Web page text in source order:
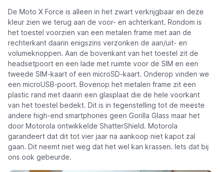
De Moto X Force is alleen in het zwart verkrijgbaar en deze
kleur zien we terug aan de voor- en achterkant. Rondom is
het toestel voorzien van een metalen frame met aan de
rechterkant daarin enigszins verzonken de aan/uit- en
volumeknoppen. Aan de bovenkant van het toestel zit de
headsetpoort en een lade met ruimte voor de SIM en een
tweede SIM-kaart of een microSD-kaart. Onderop vinden we
een microUSB-poort. Bovenop het metalen frame zit een
plastic rand met daarin een glasplaat die de hele voorkant
van het toestel bedekt. Dit is in tegenstelling tot de meeste
andere high-end smartphones geen Gorilla Glass maar het
door Motorola ontwikkelde ShatterShield. Motorola
garandeert dat dit tot vier jaar na aankoop niet kapot zal
gaan. Dit neemt niet weg dat het wel kan krassen. Iets dat bij
ons ook gebeurde.